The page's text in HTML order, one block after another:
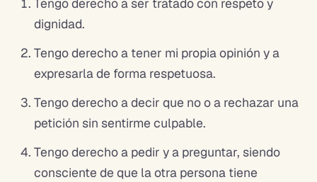
Tengo derecho a ser tratado con respeto y
dignidad.
Tengo derecho a tener mi propia opinión y a
expresarla de forma respetuosa.
Tengo derecho a decir que no o a rechazar una
petición sin sentirme culpable.
Tengo derecho a pedir y a preguntar, siendo
consciente de que la otra persona tiene